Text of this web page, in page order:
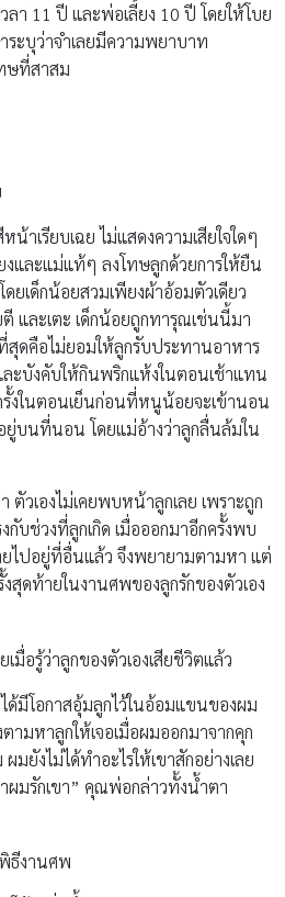
ลา 11 ปี และพ่อเลี้ยง 10 ปี โดยให้โบย
ะบุว่าจำเลยมีความพยาบาท
ษที่สาสม
าเรียบเฉย ไม่แสดงความเสียใจใดๆ
และแม่แท้ๆ ลงโทษลูกด้วยการให้ยืน
ยเด็กน้อยสวมเพียงผ้าอ้อมตัวเดียว
และเตะ เด็กน้อยถูกทารุณเช่นนี้มา
สุดคือไม่ยอมให้ลูกรับประทานอาหาร
ะบังคับให้กินพริกแห้งในตอนเช้าแทน
งในตอนเย็นก่อนที่หนูน้อยจะเข้านอน
บนที่นอน โดยแม่อ้างว่าลูกลื่นล้มใน
วเองไม่เคยพบหน้าลูกเลย เพราะถูก
บช่วงที่ลูกเกิด เมื่อออกมาอีกครั้งพบ
ยไปอยู่ที่อื่นแล้ว จึงพยายามตามหา แต่
สุดท้ายในงานศพของลูกรักของตัวเอง
รู้ว่าลูกของตัวเองเสียชีวิตแล้ว
ด้มีโอกาสอุ้มลูกไว้ในอ้อมแขนของผม
ามหาลูกให้เจอเมื่อผมออกมาจากคุก
มยังไม่ได้ทำอะไรให้เขาสักอย่างเลย
ผมรักเขา” คุณพ่อกล่าวทั้งน้ำตา
ธีงานศพ